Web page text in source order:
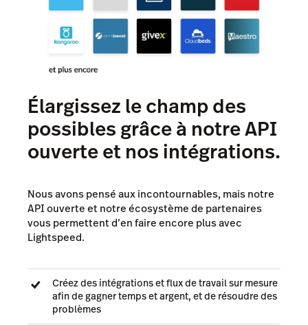
Élargissez le champ des
possibles grâce à notre API
ouverte et nos intégrations.
Nous avons pensé aux incontournables, mais notre
API ouverte et notre écosystème de partenaires
vous permettent d’en faire encore plus avec
Lightspeed.
Créez des intégrations et flux de travail sur mesure
afin de gagner temps et argent, et de résoudre des
problèmes